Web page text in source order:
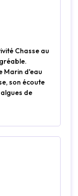
Chasse au
Marin d'eau
son écoute
de